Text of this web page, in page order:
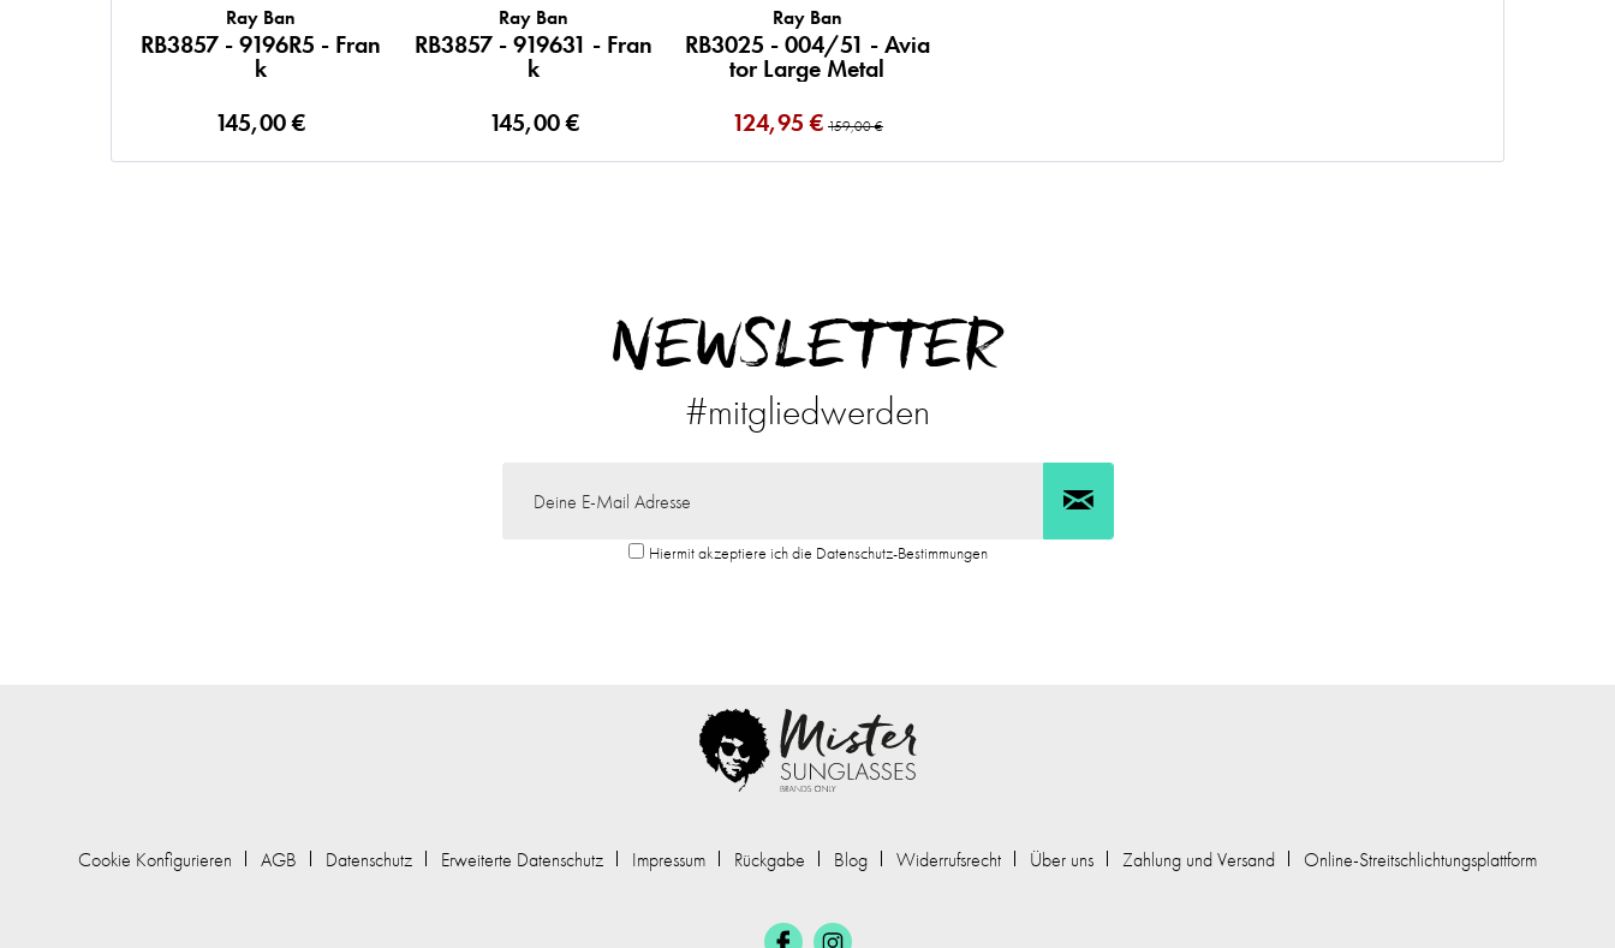
Ray Ban
RB3857 - 9196R5 - Fran
k
145,00 €
Ray Ban
RB3857 - 919631 - Fran
k
145,00 €
Ray Ban
RB3025 - 004/51 - Avia
tor Large Metal
124,95 € 159,00 €
NEWSLETTER
#mitgliedwerden
Hiermit akzeptiere ich die Datenschutz-Bestimmungen
Cookie Konfigurieren AGB Datenschutz Erweiterte Datenschutz Impressum Rückgabe Blog Widerrufsrecht Über uns Zahlung und Versand Online-Streitschlichtungsplattform